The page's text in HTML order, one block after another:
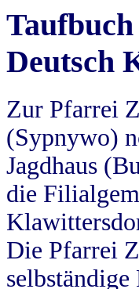
Deutsch
Zur Pfarrei
(Sypnywo)
Jagdhaus
die
Die Pfarrei